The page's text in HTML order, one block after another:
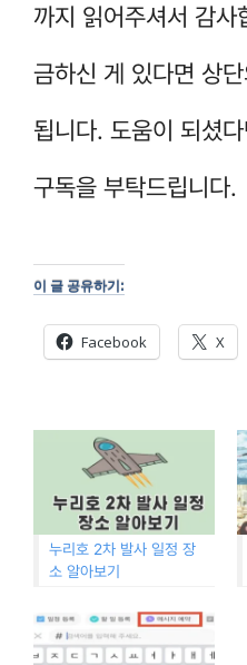
까지 읽어주셔서 감
금하신 게 있다면 상
됩니다. 도움이 되셨
구독을 부탁드립니다.
이 글 공유하기:
Facebook X
누리호 2차 발사 일정 장
소 알아보기